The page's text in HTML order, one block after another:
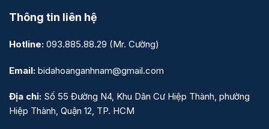
Thông tin liên hệ
Hotline: 093.885.88.29 (Mr. Cường)
Email: bidahoanganhnam@gmail.com
Địa chỉ: Số 55 Đường N4, Khu Dân Cư Hiệp Thành, phường
Hiệp Thành, Quận 12, TP. HCM